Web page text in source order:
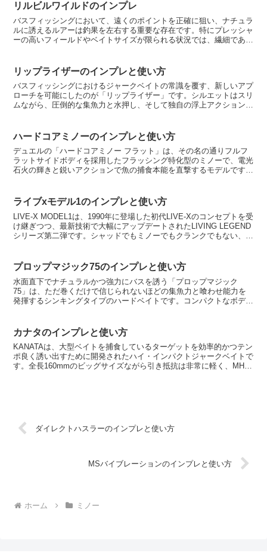
リルビルワイルドのインプレ
バスフィッシングにおいて、遠くのポイントを正確に狙い、ナチュラ
ルに誘えるルアーは釣果を左右する重要な存在です。特にプレッシャ
ーの高いフィールドやベイトサイズが限られる状況では、繊細であり
リップライザーのインプレと使い方
バスフィッシングにおけるジャークベイトの常識を覆す、新しいアプ
ローチを可能にしたのが「リップライザー」です。シルエットはスリ
ムながら、圧倒的な集魚力と水押し、そして独自の浮上アクションに
ハードコアミノーのインプレと使い方
デュエルの「ハードコアミノー フラット」は、その名の通りフルフ
ラットサイドボディを採用したフラッシング特化型のミノーで、電光
石火の輝きと鋭いアクションで魚の捕食本能を直撃するモデルです。
ライブxモデル1のインプレと使い方
LIVE-X MODEL1は、1990年に登場した初代LIVE-Xのコンセプトを受
け継ぎつつ、最新技術で大幅にアップデートされたLIVING LEGEND
シリーズ第二弾です。シャッドでもミノーでもクランクでもない、唯
プロップマジック75のインプレと使い方
水面直下でナチュラルかつ強力にバスを誘う「プロップマジック
75」は、ただ巻くだけで信じられないほどの集魚力と喰わせ能力を
発揮するシンキングタイプのハードベイトです。コンパクトなボディ
カナタのインプレと使い方
KANATAは、大型ベイトを捕食しているターゲットを効率的かつテン
ポ良く誘い出すために開発されたハイ・インパクトジャークベイトで
す。全長160mmのビッグサイズながら引き抵抗は非常に軽く、MHク
ダイレクトハスラーのインプレと使い方
MSバイブレーションのインプレと使い方
ホーム ミノー